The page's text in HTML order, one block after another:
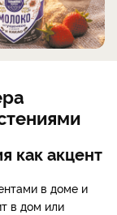
как акцент
в доме и
в дом или